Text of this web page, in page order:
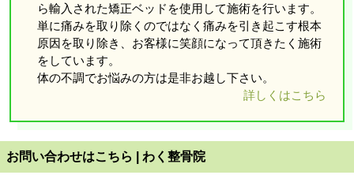
ら輸入された矯正ベッドを使用して施術を行います。
単に痛みを取り除くのではなく痛みを引き起こす根本
原因を取り除き、お客様に笑顔になって頂きたく施術
をしています。
体の不調でお悩みの方は是非お越し下さい。
詳しくはこちら
お問い合わせはこちら | わく整骨院